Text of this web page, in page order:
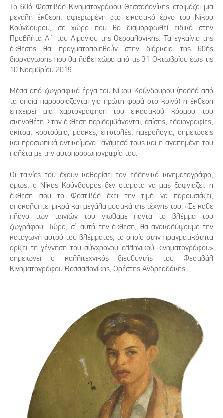
Το 60ό Φεστιβάλ Κινηματογράφου Θεσσαλονίκης ετοιμάζει μια
μεγάλη έκθεση, αφιερωμένη στο εικαστικό έργο του Νίκου
Κούνδουρου, σε χώρο που θα διαμορφωθεί ειδικά στην
Προβλήτα Α΄ του Λιμανιού της Θεσσαλονίκης. Τα εγκαίνια της
έκθεσης θα πραγματοποιηθούν στην διάρκεια της 60ής
διοργάνωσης που θα λάβει χώρα από τις 31 Οκτωβρίου έως τις
10 Νοεμβρίου 2019.
Μέσα από ζωγραφικά έργα του Νίκου Κούνδουρου (πολλά από
τα οποία παρουσιάζονται για πρώτη φορά στο κοινό) η έκθεση
επιχειρεί μια χαρτογράφηση του εικαστικού κόσμου του
σκηνοθέτη. Στην έκθεση περιλαμβάνονται, επίσης, ελαιογραφίες,
σκίτσα, κοστούμια, μάσκες, επιστολές, ημερολόγια, σημειώσεις
και προσωπικά αντικείμενα -ανάμεσά τους και η αγαπημένη του
παλέτα με την αυτοπροσωπογραφία του.
Οι ταινίες του έχουν καθορίσει τον ελληνικό κινηματογράφο,
όμως, ο Νίκος Κούνδουρος δεν σταματά να μας ξαφνιάζει: η
έκθεση που το Φεστιβάλ έχει την τιμή να παρουσιάζει,
αποκαλύπτει μικρά και μεγάλα μυστικά της τέχνης του. «Σε κάθε
πλάνο των ταινιών του νιώθαμε πάντα το βλέμμα του
ζωγράφου. Τώρα, σ’ αυτή την έκθεση, θα ανακαλύψουμε την
καταγωγή αυτού του βλέμματος, το οποίο στην πραγματικότητα
ορίζει τη γέννηση του σύγχρονου ελληνικού κινηματογράφου»
σημειώνει ο καλλιτεχνικός διευθυντής του Φεστιβάλ
Κινηματογράφου Θεσσαλονίκης, Ορέστης Ανδρεαδάκης.